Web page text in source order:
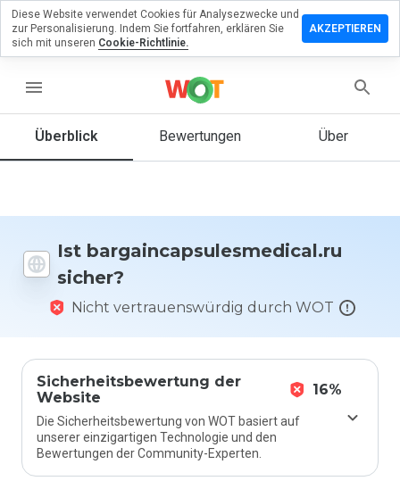
menu
Überblick Bewertungen Über
Ist bargaincapsulesmedical.ru
sicher?
Nicht vertrauenswürdig durch WOT
Sicherheitsbewertung der
Website
16%
Die Sicherheitsbewertung von WOT basiert auf
unserer einzigartigen Technologie und den
Bewertungen der Community-Experten.
Sie eine
zu
Wie
Website
Skala von
1 bis 5
bewerten?
Diese Website verwendet Cookies für Analysezwecke und
zur Personalisierung. Indem Sie fortfahren, erklären Sie
sich mit unseren Cookie-Richtlinie.
AKZEPTIEREN